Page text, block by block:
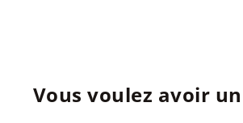
Vous voulez avoir